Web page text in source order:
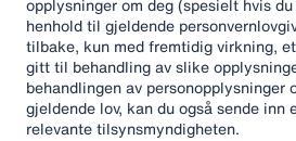
opplysninger om deg (spesielt hvis
henhold til gjeldende
tilbake, kun med fremtidig virkning,
gitt til behandling av slike
behandlingen av personopplysninger
gjeldende lov, kan du også sende inn
relevante tilsynsmyndigheten.